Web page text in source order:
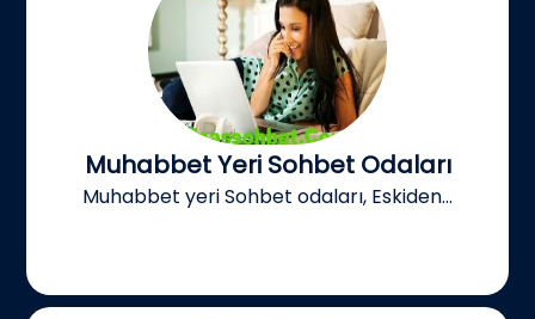
Muhabbet Yeri Sohbet Odaları
Muhabbet yeri Sohbet odaları, Eskiden...